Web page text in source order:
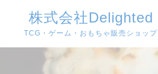
株式会社Delighted
TCG・ゲーム・おもちゃ販売ショップ